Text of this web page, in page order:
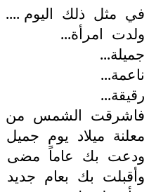
في مثل ذلك اليوم ....
ولدت امرأة...
جميلة...
ناعمة...
رقيقة...
فاشرقت الشمس من
معلنة ميلاد يوم جميل
ودعت بك عاماً مضى
وأقبلت بك بعام جديد